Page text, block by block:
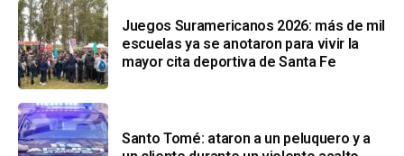
Juegos Suramericanos 2026: más de mil
escuelas ya se anotaron para vivir la
mayor cita deportiva de Santa Fe
Santo Tomé: ataron a un peluquero y a